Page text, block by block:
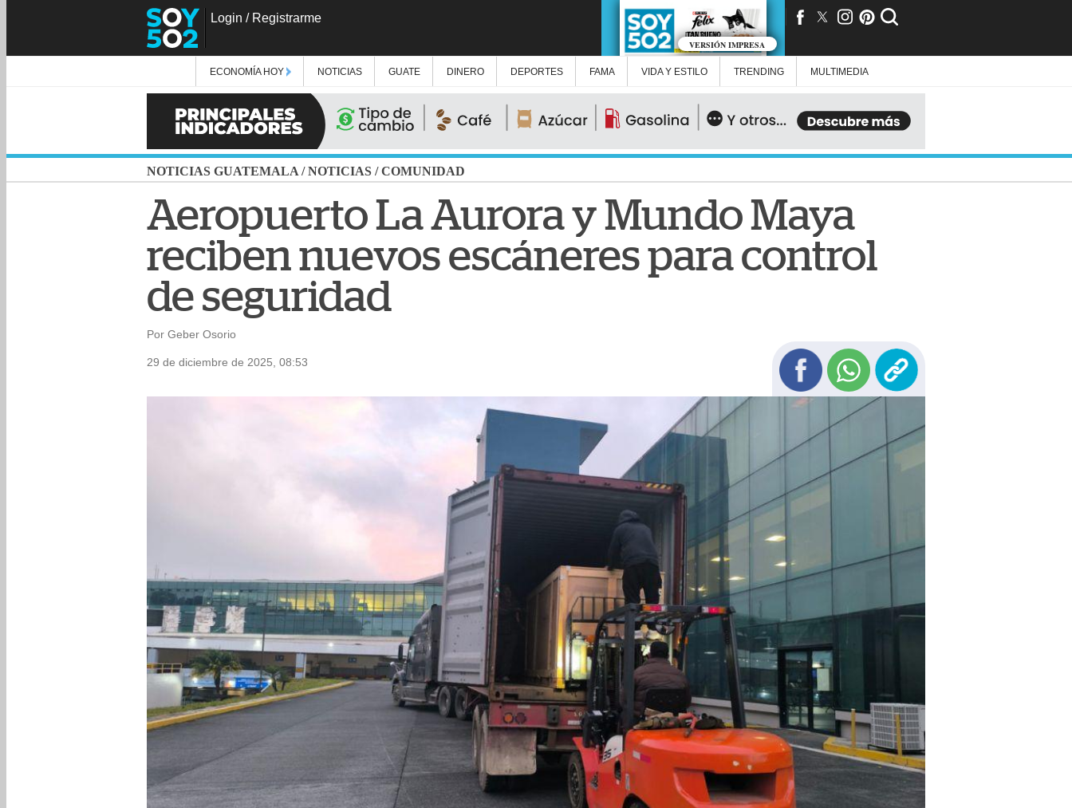
Login / Registrarme
VERSIÓN IMPRESA
ECONOMÍA HOY NOTICIAS GUATE DINERO DEPORTES FAMA VIDA Y ESTILO TRENDING MULTIMEDIA
NOTICIAS GUATEMALA /NOTICIAS /COMUNIDAD
Aeropuerto La Aurora y Mundo Maya
reciben nuevos escáneres para control
de seguridad
Por Geber Osorio
29 de diciembre de 2025, 08:53